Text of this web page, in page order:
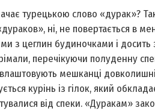
турецькою слово «дурак»?
ні, не повертається в
з цеглин будиночками і
перечікуючи полуденну
влаштовують мешканці
курінь із гілок, який
від спеки. «Дуракам»